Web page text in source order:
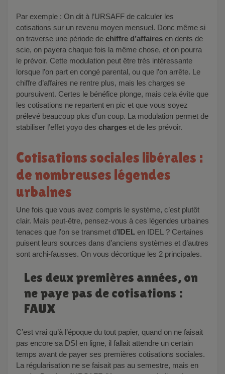
Par exemple : On dit à l’URSAFF de calculer les
cotisations sur un revenu moyen mensuel. Donc même si
on traverse une période de chiffre d’affaires en dents de
scie, on payera chaque fois la même chose, et on pourra
le prévoir. Cette modulation peut être très intéressante
lorsque l’on part en congé parental, ou que l’on arrête. Le
chiffre d’affaires ne rentre plus, mais les charges se
poursuivent. Certes le bénéfice plonge, mais cela évite que
les cotisations ne repartent en pic et que vous soyez
prélevé beaucoup plus d’un coup. La modulation permet de
stabiliser l’effet yoyo des charges et de les prévoir.
Cotisations sociales libérales :
de nombreuses légendes
urbaines
Une fois que vous avez compris le système, c’est plutôt
clair. Mais peut-être, pensez-vous à ces légendes urbaines
tenaces que l’on se transmet d’IDEL en IDEL ? Certaines
puisent leurs sources dans d’anciens systèmes et d’autres
sont archi-fausses. On vous décortique les 2 principales.
Les deux premières années, on
ne paye pas de cotisations :
FAUX
C’est vrai qu’à l’époque du tout papier, quand on ne faisait
pas encore sa DSI en ligne, il fallait attendre un certain
temps avant de payer ses premières cotisations sociales.
La régularisation ne se faisait pas au semestre, mais en